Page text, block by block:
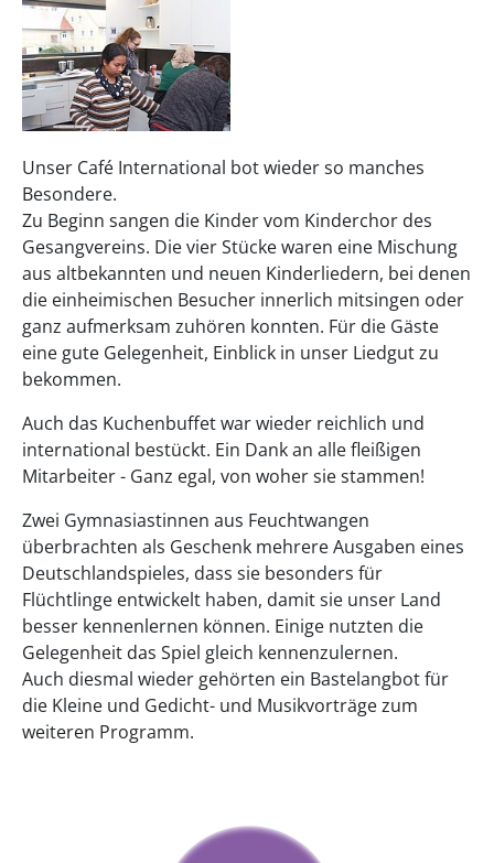
Unser Café International bot wieder so manches
Besondere.
Zu Beginn sangen die Kinder vom Kinderchor des
Gesangvereins. Die vier Stücke waren eine Mischung
aus altbekannten und neuen Kinderliedern, bei denen
die einheimischen Besucher innerlich mitsingen oder
ganz aufmerksam zuhören konnten. Für die Gäste
eine gute Gelegenheit, Einblick in unser Liedgut zu
bekommen.
Auch das Kuchenbuffet war wieder reichlich und
international bestückt. Ein Dank an alle fleißigen
Mitarbeiter - Ganz egal, von woher sie stammen!
Zwei Gymnasiastinnen aus Feuchtwangen
überbrachten als Geschenk mehrere Ausgaben eines
Deutschlandspieles, dass sie besonders für
Flüchtlinge entwickelt haben, damit sie unser Land
besser kennenlernen können. Einige nutzten die
Gelegenheit das Spiel gleich kennenzulernen.
Auch diesmal wieder gehörten ein Bastelangbot für
die Kleine und Gedicht- und Musikvorträge zum
weiteren Programm.